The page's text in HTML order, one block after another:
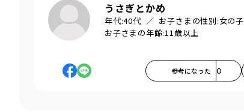
うさぎとかめ
年代:40代 お子さまの性別:女の子
お子さまの年齢:11歳以上
参考になった 0